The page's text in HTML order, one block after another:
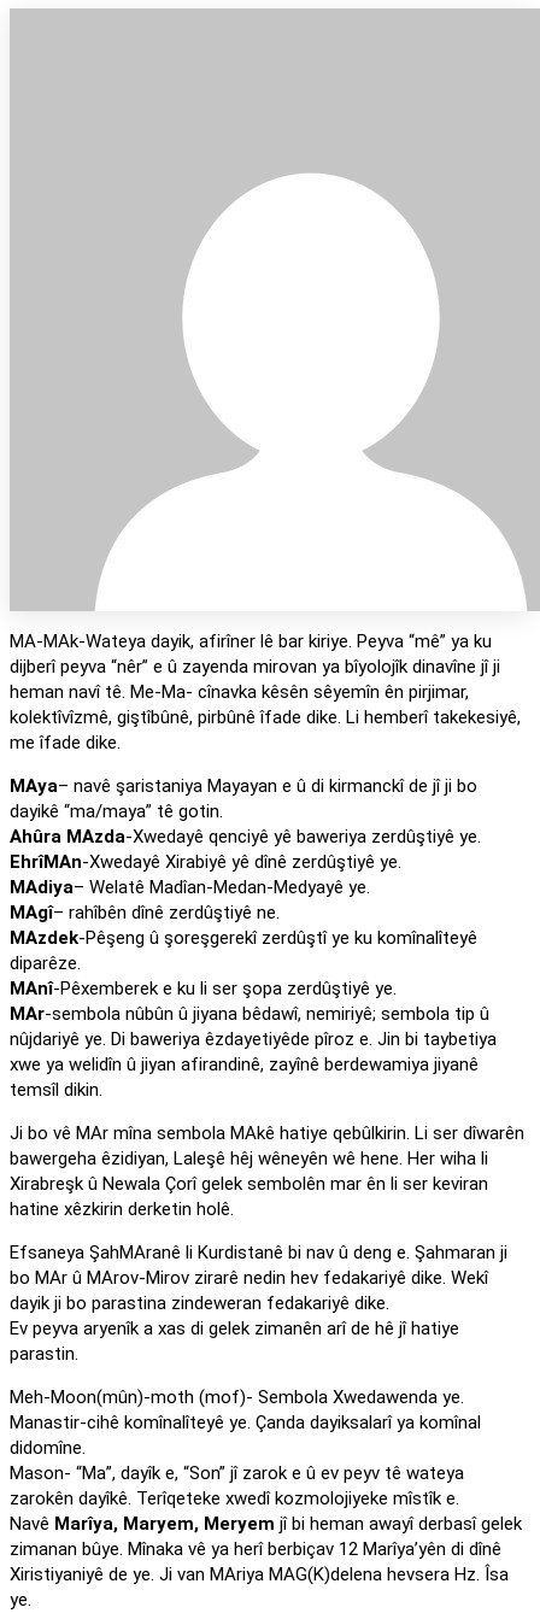
MA-MAk-Wateya dayik, afirîner lê bar kiriye. Peyva “mê” ya ku
dijberî peyva “nêr” e û zayenda mirovan ya bîyolojîk dinavîne jî ji
heman navî tê. Me-Ma- cînavka kêsên sêyemîn ên pirjimar,
kolektîvîzmê, giştîbûnê, pirbûnê îfade dike. Li hemberî takekesiyê,
me îfade dike.
MAya– navê şaristaniya Mayayan e û di kirmanckî de jî ji bo
dayikê “ma/maya” tê gotin.
Ahûra MAzda-Xwedayê qenciyê yê baweriya zerdûştiyê ye.
EhrîMAn-Xwedayê Xirabiyê yê dînê zerdûştiyê ye.
MAdiya– Welatê Madîan-Medan-Medyayê ye.
MAgî– rahîbên dînê zerdûştiyê ne.
MAzdek-Pêşeng û şoreşgerekî zerdûştî ye ku komînalîteyê
diparêze.
MAnî-Pêxemberek e ku li ser şopa zerdûştiyê ye.
MAr-sembola nûbûn û jiyana bêdawî, nemiriyê; sembola tip û
nûjdariyê ye. Di baweriya êzdayetiyêde pîroz e. Jin bi taybetiya
xwe ya welidîn û jiyan afirandinê, zayînê berdewamiya jiyanê
temsîl dikin.
Ji bo vê MAr mîna sembola MAkê hatiye qebûlkirin. Li ser dîwarên
bawergeha êzidiyan, Laleşê hêj wêneyên wê hene. Her wiha li
Xirabreşk û Newala Çorî gelek sembolên mar ên li ser keviran
hatine xêzkirin derketin holê.
Efsaneya ŞahMAranê li Kurdistanê bi nav û deng e. Şahmaran ji
bo MAr û MArov-Mirov zirarê nedin hev fedakariyê dike. Wekî
dayik ji bo parastina zindeweran fedakariyê dike.
Ev peyva aryenîk a xas di gelek zimanên arî de hê jî hatiye
parastin.
Meh-Moon(mûn)-moth (mof)- Sembola Xwedawenda ye.
Manastir-cihê komînalîteyê ye. Çanda dayiksalarî ya komînal
didomîne.
Mason- “Ma”, dayîk e, “Son” jî zarok e û ev peyv tê wateya
zarokên dayîkê. Terîqeteke xwedî kozmolojiyeke mîstîk e.
Navê Marîya, Maryem, Meryem jî bi heman awayî derbasî gelek
zimanan bûye. Mînaka vê ya herî berbiçav 12 Marîya’yên di dînê
Xiristiyaniyê de ye. Ji van MAriya MAG(K)delena hevsera Hz. Îsa
ye.